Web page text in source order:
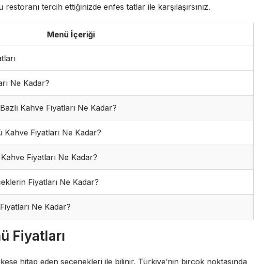
restoranı tercih ettiğinizde enfes tatlar ile karşılaşırsınız.
Menü İçeriği
Ne Kadar?
Kahve Fiyatları Ne Kadar?
Fiyatları Ne Kadar?
Fiyatları Ne Kadar?
Fiyatları Ne Kadar?
Ne Kadar?
Fiyatları
hitap eden seçenekleri ile bilinir. Türkiye’nin birçok noktasında